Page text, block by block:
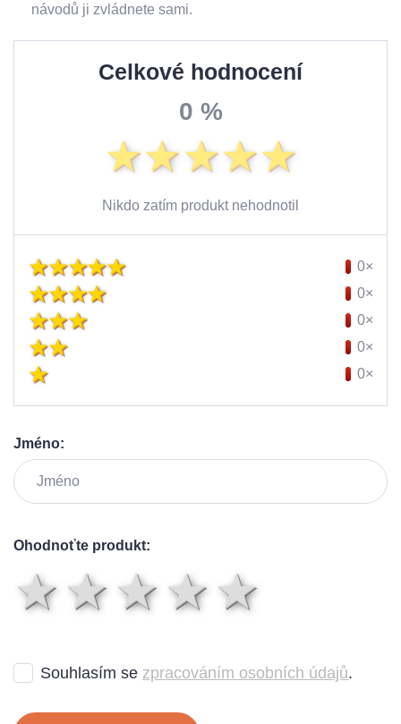
návodů ji zvládnete sami.
Celkové hodnocení
0 %
Nikdo zatím produkt nehodnotil
0×
0×
0×
0×
0×
Jméno:
Ohodnoťte produkt:
4
3 hvězdy
2 hvězdy
1 hvězda
Souhlasím se zpracováním osobních údajů.